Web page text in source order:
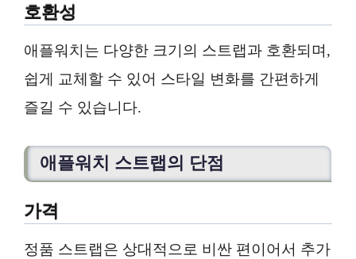
호환성
애플워치는 다양한 크기의 스트랩과 호환되며,
쉽게 교체할 수 있어 스타일 변화를 간편하게
즐길 수 있습니다.
애플워치 스트랩의 단점
가격
정품 스트랩은 상대적으로 비싼 편이어서 추가